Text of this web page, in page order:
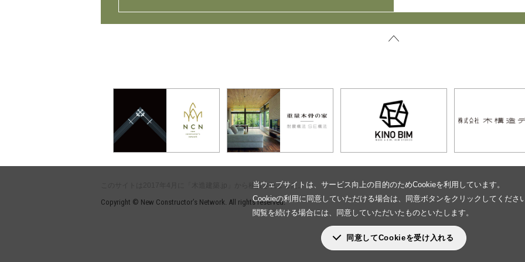
当ウェブサイトは、サービス向上の目的のためCookieを利用しています。
Cookieの利用に同意していただける場合は、同意ボタンをクリックしてくださ
閲覧を続ける場合には、同意していただいたものといたします。
同意してCookieを受け入れる
このサイトは2017年4月に「木造建築.jp」から移設されました。
Copyright © New Constructor’s Network. All rights reserved.